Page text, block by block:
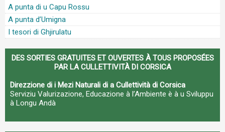
A punta di u Capu Rossu
A punta d’Umigna
I tesori di Ghjirulatu
DES SORTIES GRATUITES ET OUVERTES À TOUS PROPOSÉES
PAR LA CULLETTIVITÀ DI CORSICA
Direzzione di i Mezi Naturali di a Cullettività di Corsica
Serviziu Valurizazione, Educazione à l’Ambiente è à u Sviluppu
à Longu Andà